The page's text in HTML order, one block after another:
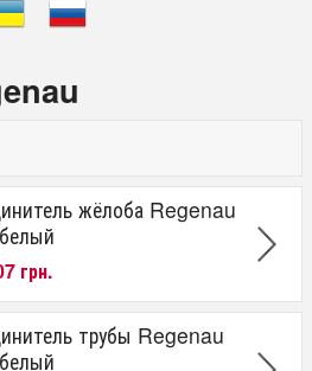
жёлоба Regenau
грн.
трубы Regenau